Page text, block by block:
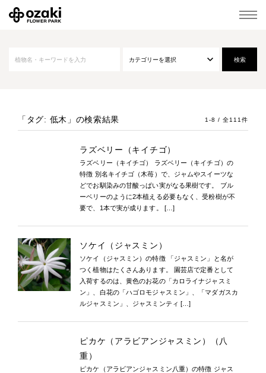
「タグ: 低木」 の検索結果 1-8 / 全111件
ラズベリー（キイチゴ）
ラズベリー（キイチゴ） ラズベリー（キイチゴ）の
特徴 別名キイチゴ（木苺）で、ジャムやスイーツな
どでお馴染みの甘酸っぱい実がなる果樹です。 ブル
ーベリーのように2本植える必要もなく、受粉樹が不
要で、1本で実が成ります。 […]
ソケイ（ジャスミン）
ソケイ（ジャスミン）の特徴 「ジャスミン」と名が
つく植物はたくさんあります。 園芸店で定番として
入荷するのは、黄色のお花の「カロライナジャスミ
ン」、白花の「ハゴロモジャスミン」、「マダガスカ
ルジャスミン」、ジャスミンティ […]
ピカケ（アラビアンジャスミン）（八
重）
ピカケ（アラビアンジャスミン八重）の特徴 ジャス